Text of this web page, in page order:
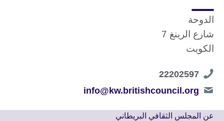
الدوحة
شارع الرينغ 7
الكويت
Telephone
number
22202597
Telephone
info@kw.britishcouncil.org
عن المجلس الثقافي البريطاني